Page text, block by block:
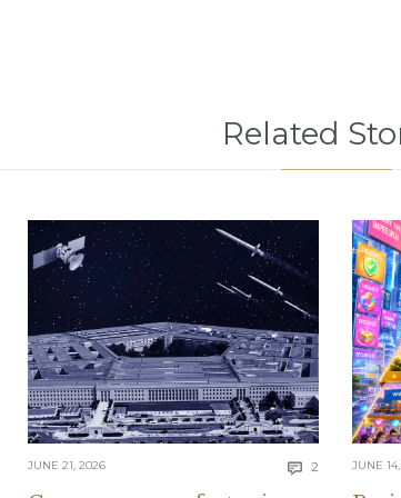
Related
Comments
JUNE 21, 2026  2 Comments
JUNE